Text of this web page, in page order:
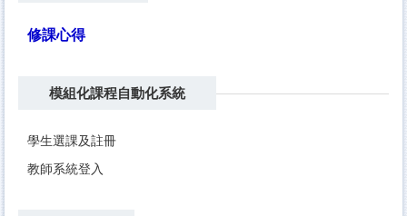
修課心得
模組化課程自動化系統
學生選課及註冊
教師系統登入